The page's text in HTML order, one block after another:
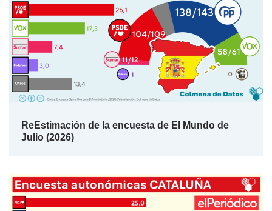
ReEstimación de la encuesta de El Mundo de
Julio (2026)